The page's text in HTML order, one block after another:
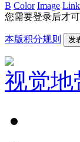
B Color Image Link
您需要登录后才
本版积分规则 发
视觉地